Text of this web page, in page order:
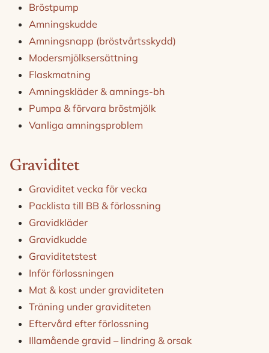
Bröstpump
Amningskudde
Amningsnapp (bröstvårtsskydd)
Modersmjölksersättning
Flaskmatning
Amningskläder & amnings-bh
Pumpa & förvara bröstmjölk
Vanliga amningsproblem
Graviditet
Graviditet vecka för vecka
Packlista till BB & förlossning
Gravidkläder
Gravidkudde
Graviditetstest
Inför förlossningen
Mat & kost under graviditeten
Träning under graviditeten
Eftervård efter förlossning
Illamående gravid – lindring & orsak